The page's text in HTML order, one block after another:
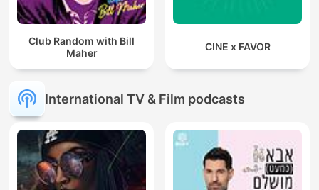
Club Random with Bill
Maher
CINE x FAVOR
International TV & Film podcasts